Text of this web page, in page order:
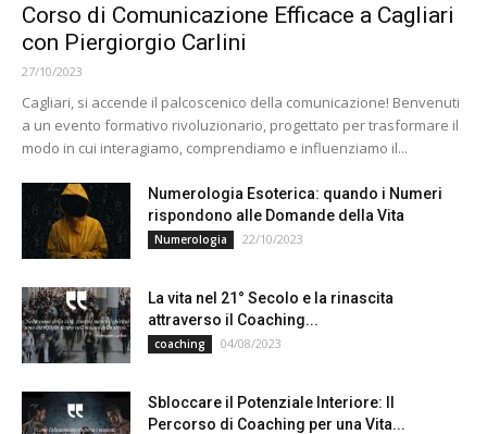
Corso di Comunicazione Efficace a Cagliari
con Piergiorgio Carlini
27/10/2023
Cagliari, si accende il palcoscenico della comunicazione! Benvenuti
a un evento formativo rivoluzionario, progettato per trasformare il
modo in cui interagiamo, comprendiamo e influenziamo il...
Numerologia Esoterica: quando i Numeri
rispondono alle Domande della Vita
Numerologia 22/10/2023
La vita nel 21° Secolo e la rinascita
attraverso il Coaching...
coaching 04/08/2023
Sbloccare il Potenziale Interiore: Il
Percorso di Coaching per una Vita...